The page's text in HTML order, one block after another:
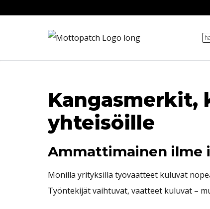
yhteisöille
Ammattimainen ilme
Monilla yrityksillä työvaatteet kuluvat
Työntekijät vaihtuvat, vaatteet kuluvat –